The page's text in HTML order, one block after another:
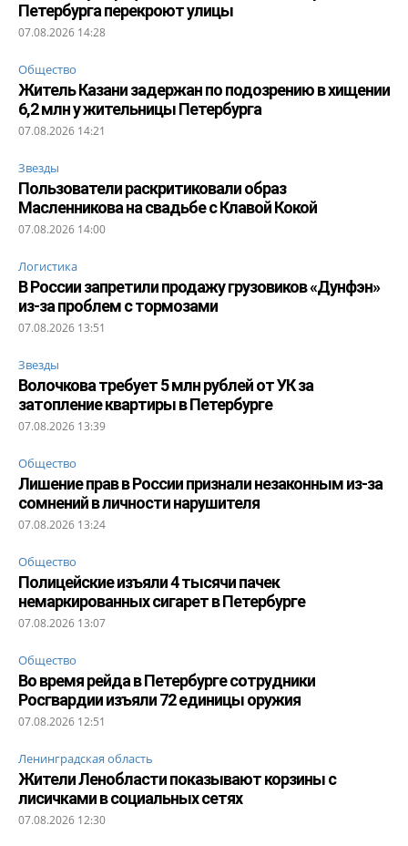
Петербурга перекроют улицы
07.08.2026 14:28
Общество
Житель Казани задержан по подозрению в хищении
6,2 млн у жительницы Петербурга
07.08.2026 14:21
Звезды
Пользователи раскритиковали образ
Масленникова на свадьбе с Клавой Кокой
07.08.2026 14:00
Логистика
В России запретили продажу грузовиков «Дунфэн»
из-за проблем с тормозами
07.08.2026 13:51
Звезды
Волочкова требует 5 млн рублей от УК за
затопление квартиры в Петербурге
07.08.2026 13:39
Общество
Лишение прав в России признали незаконным из-за
сомнений в личности нарушителя
07.08.2026 13:24
Общество
Полицейские изъяли 4 тысячи пачек
немаркированных сигарет в Петербурге
07.08.2026 13:07
Общество
Во время рейда в Петербурге сотрудники
Росгвардии изъяли 72 единицы оружия
07.08.2026 12:51
Ленинградская область
Жители Ленобласти показывают корзины с
лисичками в социальных сетях
07.08.2026 12:30